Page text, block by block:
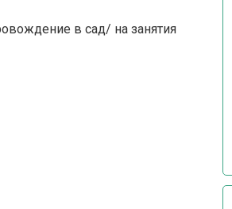
в сад/ на занятия